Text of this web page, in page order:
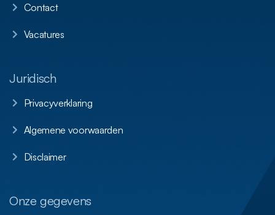
Contact
Vacatures
Juridisch
Privacyverklaring
Algemene voorwaarden
Disclaimer
Onze gegevens